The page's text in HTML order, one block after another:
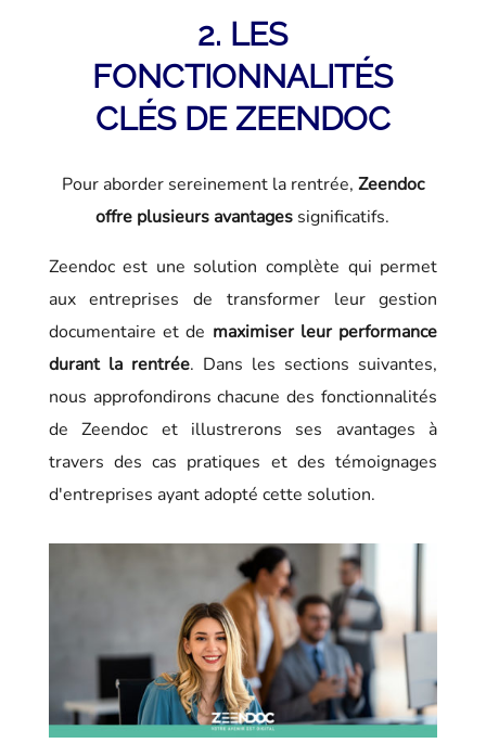
2. LES
FONCTIONNALITÉS
CLÉS DE ZEENDOC
Pour aborder sereinement la rentrée, Zeendoc
offre plusieurs avantages significatifs.
Zeendoc est une solution complète qui permet
aux entreprises de transformer leur gestion
documentaire et de maximiser leur performance
durant la rentrée. Dans les sections suivantes,
nous approfondirons chacune des fonctionnalités
de Zeendoc et illustrerons ses avantages à
travers des cas pratiques et des témoignages
d'entreprises ayant adopté cette solution.